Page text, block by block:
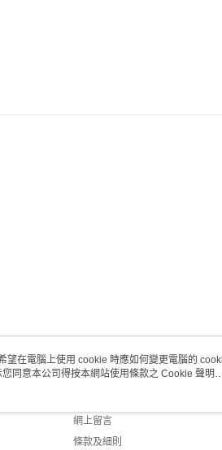
客戶服務
網上留言
條款及細則
望在電腦上使用 cookie 時應如何變更電腦的
同意本公司得按本網站使用條款之 Cookie 聲明